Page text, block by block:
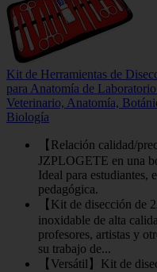
Kit de Herramientas de
para Anatomía de
Veterinario, Anatomía,
Biología
【Relación calidad/
JZPLOGETE en una
Ideal para estudiantes,
pedagógica.
【Kit de disección de
inoxidable de alta
profesores, artistas y
su trabajo de...
【Versátil】Kit de